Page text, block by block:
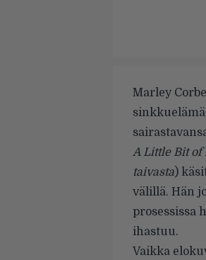
Marley
A Little Bit of
taivasta)
välillä. Hän
prosessissa
ihastuu.
Vaikka